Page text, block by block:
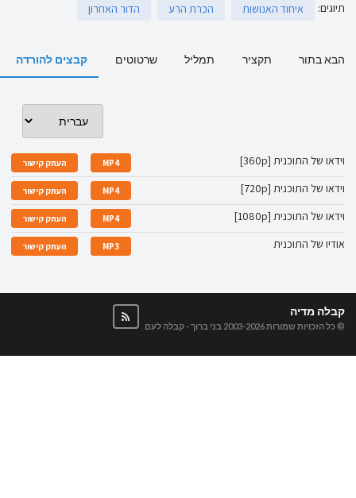
תיוגים: איחוד האנושות הכרת הרע הדור האחרון
הבא בתור תקציר תמליל שרטוטים קבצים להורדה
וידאו של התוכנית [360p] MP4 העתק קישור
וידאו של התוכנית [720p] MP4 העתק קישור
וידאו של התוכנית [1080p] MP4 העתק קישור
אודיו של התוכנית MP3 העתק קישור
קבלה מדיה
© כל הזכויות שמורות 2003-2026 בני ברוך - קבלה לעם